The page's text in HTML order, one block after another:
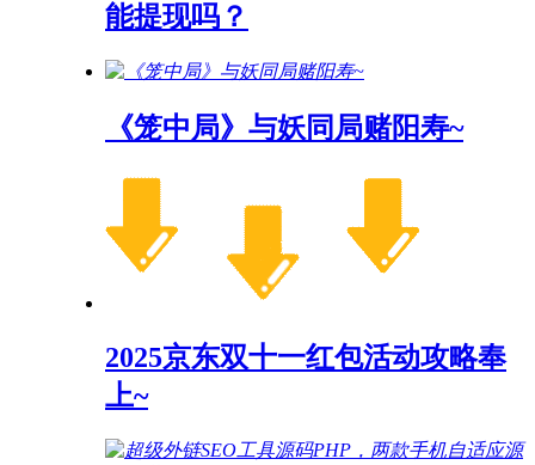
能提现吗？
《笼中局》与妖同局赌阳寿~
2025京东双十一红包活动攻略奉
上~